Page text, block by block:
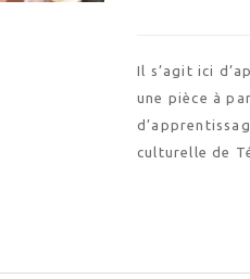
Il s’agit ici
une pièce à
culturelle de